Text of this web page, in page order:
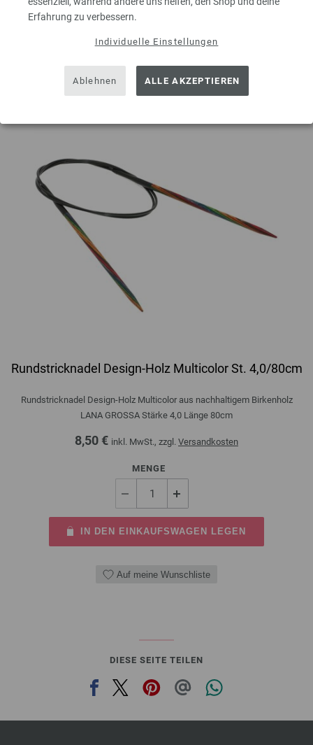
Erfahrung zu verbessern.
Individuelle Einstellungen
Ablehnen ALLE AKZEPTIEREN
Auf meine Wunschliste
Rundstricknadel Design-Holz Multicolor St. 4,0/80cm
Rundstricknadel Design-Holz Multicolor aus nachhaltigem Birkenholz
LANA GROSSA Stärke 4,0 Länge 80cm
8,50 € inkl. MwSt., zzgl. Versandkosten
MENGE
IN DEN EINKAUFSWAGEN LEGEN
Auf meine Wunschliste
DIESE SEITE TEILEN